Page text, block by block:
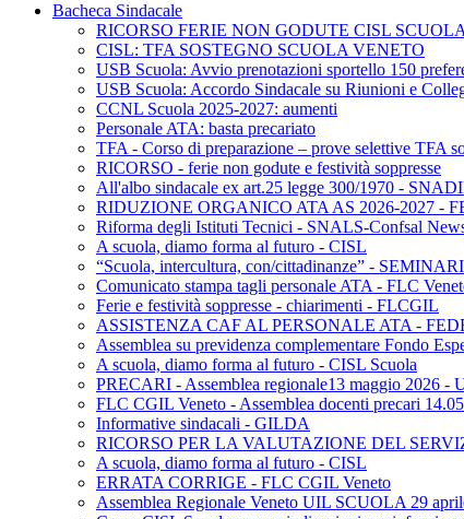
Bacheca Sindacale
RICORSO FERIE NON GODUTE CISL SCUOLA
CISL: TFA SOSTEGNO SCUOLA VENETO
USB Scuola: Avvio prenotazioni sportello 150
USB Scuola: Accordo Sindacale su Riunioni e
CCNL Scuola 2025-2027: aumenti
Personale ATA: basta precariato
TFA - Corso di preparazione – prove selettive TFA
RICORSO - ferie non godute e festività soppresse
All'albo sindacale ex art.25 legge 300/1970 -
RIDUZIONE ORGANICO ATA AS 2026-2027 -
Riforma degli Istituti Tecnici - SNALS-Confsal
A scuola, diamo forma al futuro - CISL
“Scuola, intercultura, con/cittadinanze” -
Comunicato stampa tagli personale ATA - FLC
Ferie e festività soppresse - chiarimenti - FLCGIL
ASSISTENZA CAF AL PERSONALE ATA -
Assemblea su previdenza complementare Fondo
A scuola, diamo forma al futuro - CISL Scuola
PRECARI - Assemblea regionale13 maggio 2026 -
FLC CGIL Veneto - Assemblea docenti precari
Informative sindacali - GILDA
RICORSO PER LA VALUTAZIONE DEL
A scuola, diamo forma al futuro - CISL
ERRATA CORRIGE - FLC CGIL Veneto
Assemblea Regionale Veneto UIL SCUOLA 29